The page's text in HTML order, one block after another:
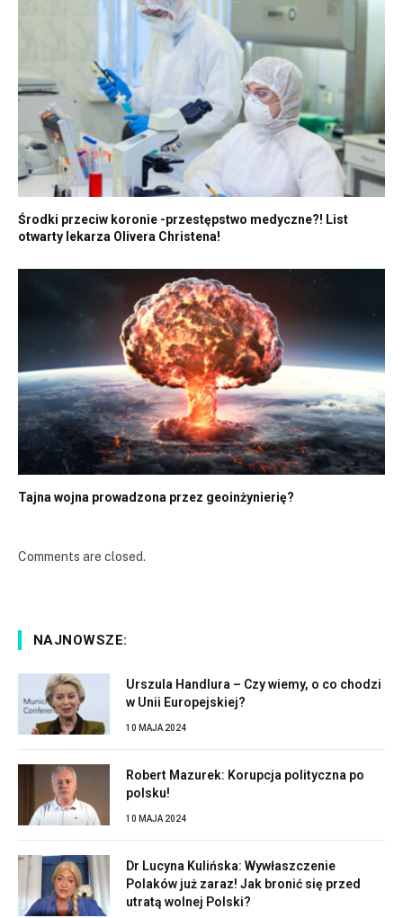
Środki przeciw koronie -przestępstwo medyczne?! List
otwarty lekarza Olivera Christena!
Tajna wojna prowadzona przez geoinżynierię?
Comments are closed.
NAJNOWSZE:
Urszula Handlura – Czy wiemy, o co chodzi
w Unii Europejskiej?
10 MAJA 2024
Robert Mazurek: Korupcja polityczna po
polsku!
10 MAJA 2024
Dr Lucyna Kulińska: Wywłaszczenie
Polaków już zaraz! Jak bronić się przed
utratą wolnej Polski?